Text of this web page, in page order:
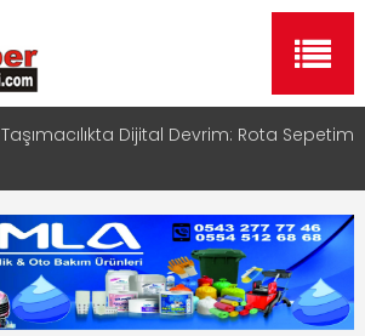
Taşımacılıkta Dijital Devrim: Rota Sepetim
OSB Bölge Müdürü Makam Koltuğunu
Çocuklara Bıraktı
Esnaf Rehberi ile Google ve Yapay Zeka
Aramalarında Öne Çıkın
Aksaray Esnaf Rehberi Hizmete Girdi